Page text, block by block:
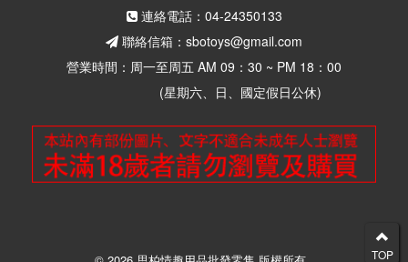
連絡電話：04-24350133
聯絡信箱：sbotoys@gmail.com
營業時間：周一至周五 AM 09：30 ~ PM 18：00
(星期六、日、國定假日公休)
TOP